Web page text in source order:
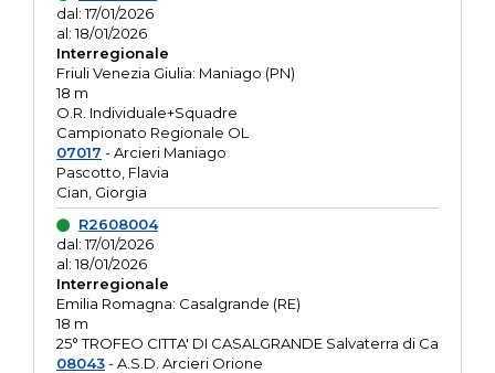
dal: 17/01/2026
al: 18/01/2026
Interregionale
Friuli Venezia Giulia: Maniago (PN)
18 m
O.R. Individuale+Squadre
Campionato Regionale OL
07017 - Arcieri Maniago
Pascotto, Flavia
Cian, Giorgia
R2608004
dal: 17/01/2026
al: 18/01/2026
Interregionale
Emilia Romagna: Casalgrande (RE)
18 m
25° TROFEO CITTA' DI CASALGRANDE Salvaterra di Ca
08043- A.S.D. Arcieri Orione